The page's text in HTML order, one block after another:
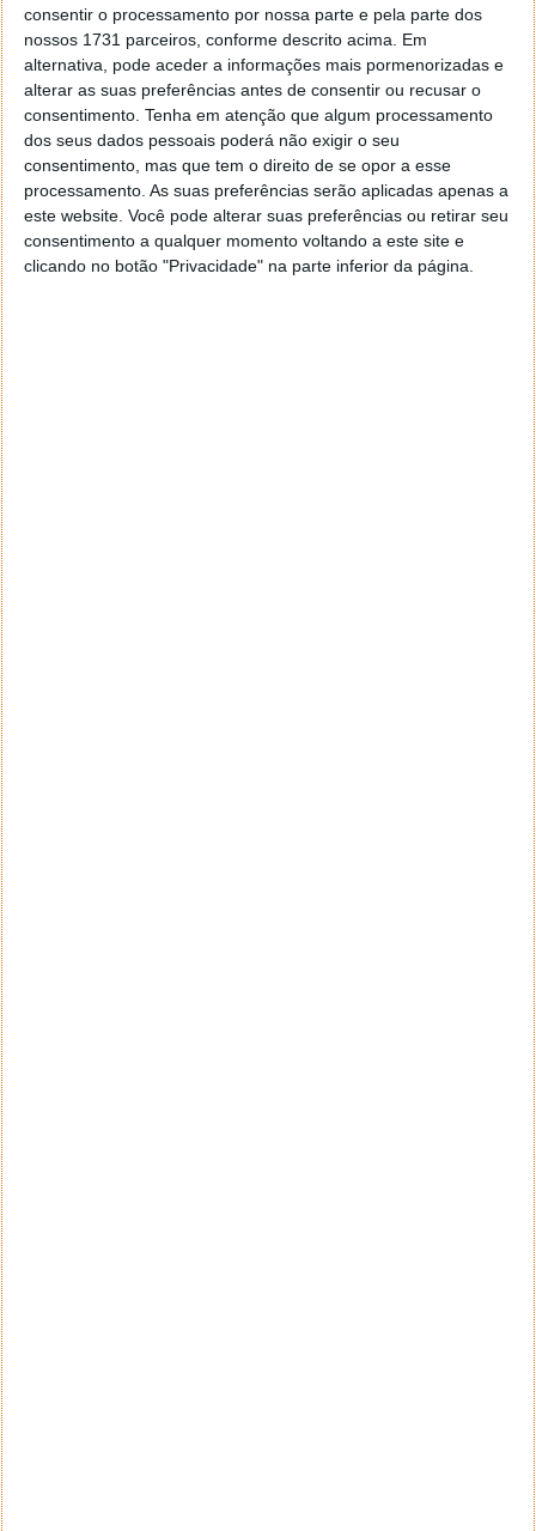
consentir o processamento por nossa parte e pela parte dos
nossos 1731 parceiros, conforme descrito acima. Em
alternativa, pode aceder a informações mais pormenorizadas e
alterar as suas preferências antes de consentir ou recusar o
consentimento. Tenha em atenção que algum processamento
dos seus dados pessoais poderá não exigir o seu
consentimento, mas que tem o direito de se opor a esse
processamento. As suas preferências serão aplicadas apenas a
este website. Você pode alterar suas preferências ou retirar seu
consentimento a qualquer momento voltando a este site e
clicando no botão "Privacidade" na parte inferior da página.